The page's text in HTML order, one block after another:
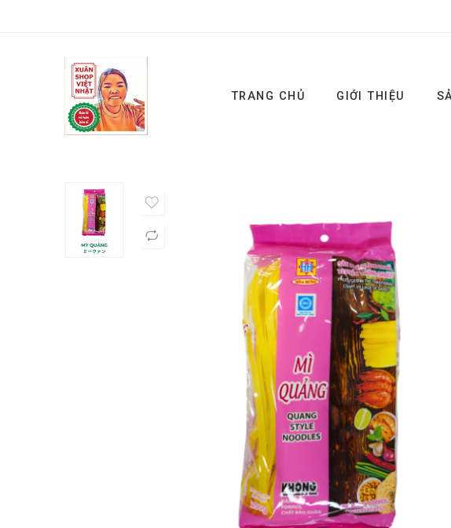
TRANG CHỦ GIỚI THIỆU